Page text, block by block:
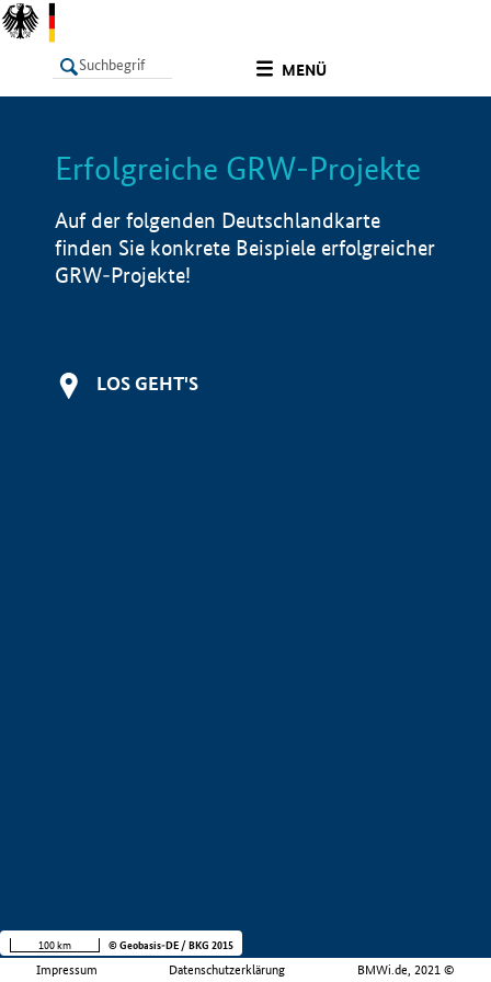
MENÜ
LISTE Info
Erfolgreiche GRW-Projekte
Auf der folgenden Deutschlandkarte
finden Sie konkrete Beispiele erfolgreicher
GRW-Projekte!
LOS GEHT'S
Impressum Datenschutzerklärung BMWi.de, 2021 ©
100 km © Geobasis-DE / BKG 2015